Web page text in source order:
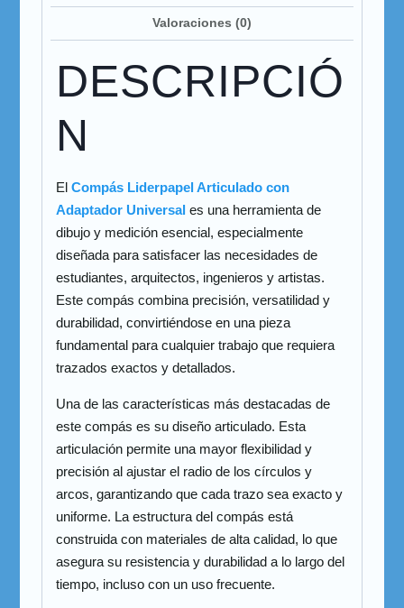
Valoraciones (0)
DESCRIPCIÓ
N
El Compás Liderpapel Articulado con
Adaptador Universal es una herramienta de
dibujo y medición esencial, especialmente
diseñada para satisfacer las necesidades de
estudiantes, arquitectos, ingenieros y artistas.
Este compás combina precisión, versatilidad y
durabilidad, convirtiéndose en una pieza
fundamental para cualquier trabajo que requiera
trazados exactos y detallados.
Una de las características más destacadas de
este compás es su diseño articulado. Esta
articulación permite una mayor flexibilidad y
precisión al ajustar el radio de los círculos y
arcos, garantizando que cada trazo sea exacto y
uniforme. La estructura del compás está
construida con materiales de alta calidad, lo que
asegura su resistencia y durabilidad a lo largo del
tiempo, incluso con un uso frecuente.